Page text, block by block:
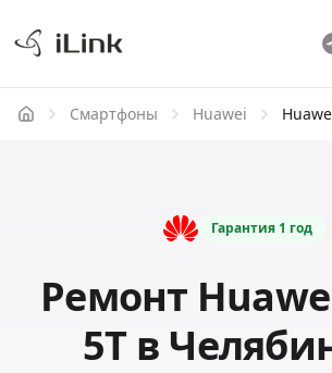
Смартфоны Huawei
Гарантия 1 год
Ремонт
5T в